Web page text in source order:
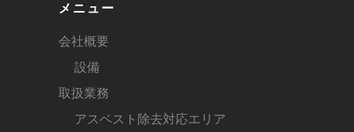
メニュー
会社概要
設備
取扱業務
アスベスト除去対応エリア